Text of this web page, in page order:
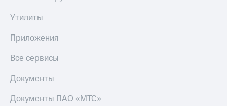
Утилиты
Приложения
Все сервисы
Документы
Документы ПАО «МТС»